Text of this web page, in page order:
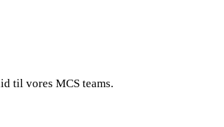
til vores MCS teams.